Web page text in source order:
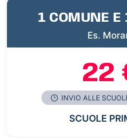
1 COMUNE E
Es.
22
INVIO ALLE
SCUOLE